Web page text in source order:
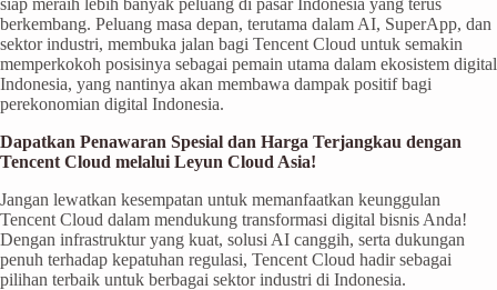
berkembang. Peluang masa depan, terutama dalam AI, SuperApp, dan
sektor industri, membuka jalan bagi Tencent Cloud untuk semakin
memperkokoh posisinya sebagai pemain utama dalam ekosistem digital
Indonesia, yang nantinya akan membawa dampak positif bagi
perekonomian digital Indonesia.
Dapatkan Penawaran Spesial dan Harga Terjangkau dengan
Tencent Cloud melalui Leyun Cloud Asia!
Jangan lewatkan kesempatan untuk memanfaatkan keunggulan
Tencent Cloud dalam mendukung transformasi digital bisnis Anda!
Dengan infrastruktur yang kuat, solusi AI canggih, serta dukungan
penuh terhadap kepatuhan regulasi, Tencent Cloud hadir sebagai
pilihan terbaik untuk berbagai sektor industri di Indonesia.